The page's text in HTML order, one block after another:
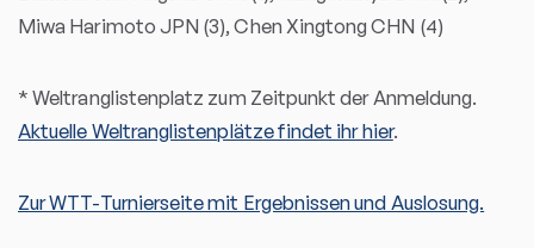
Miwa Harimoto JPN (3), Chen Xingtong CHN (4)
* Weltranglistenplatz zum Zeitpunkt der Anmeldung.
Aktuelle Weltranglistenplätze findet ihr hier.
Zur WTT-Turnierseite mit Ergebnissen und Auslosung.